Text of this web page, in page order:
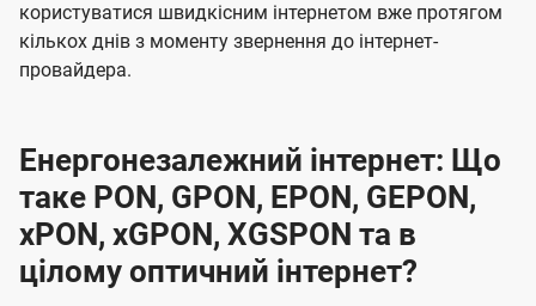
користуватися швидкісним інтернетом вже протягом
кількох днів з моменту звернення до інтернет-
провайдера.
Енергонезалежний інтернет: Що
таке PON, GPON, EPON, GEPON,
xPON, xGPON, XGSPON та в
цілому оптичний інтернет?